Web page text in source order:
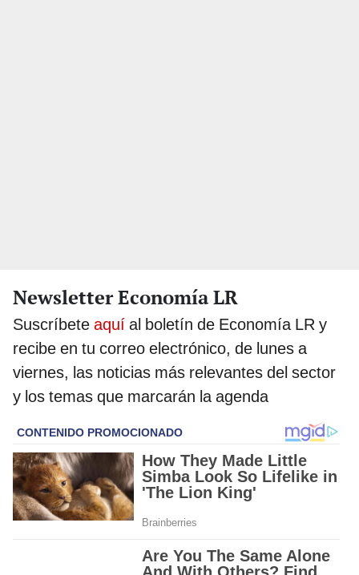
Newsletter Economía LR
Suscríbete aquí al boletín de Economía LR y
recibe en tu correo electrónico, de lunes a
viernes, las noticias más relevantes del sector
y los temas que marcarán la agenda